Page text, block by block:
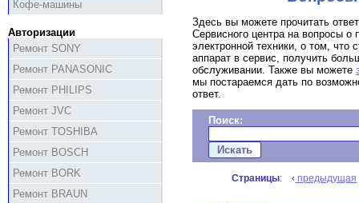
Кофе-машины
Авторизации
Ремонт SONY
Ремонт PANASONIC
Ремонт PHILIPS
Ремонт JVC
Ремонт TOSHIBA
Ремонт BOSCH
Ремонт BORK
Ремонт BRAUN
Здесь вы можете прочитать
Сервисного центра на вопросы о
электронной техники, о том, что
аппарат в сервис, получить
обслуживании. Также вы можете
мы постараемся дать по
ответ.
Поиск:
Страницы: ‹ предыдущая